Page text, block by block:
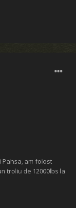
Pahsa, am folost
troliu de 12000lbs la